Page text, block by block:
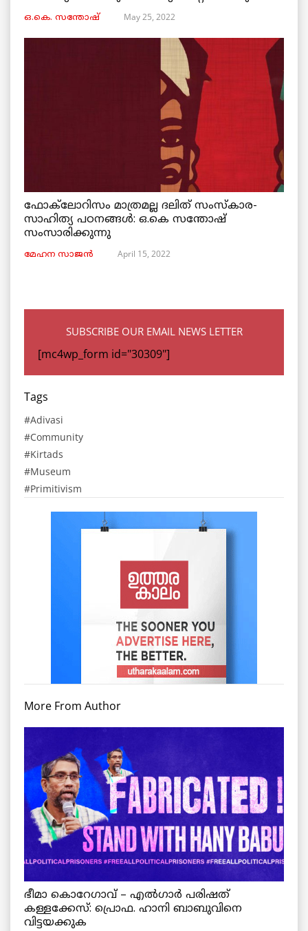
ഒ.കെ. സന്തോഷ് May 25, 2022
ഫോക്‌ലോറിസം മാത്രമല്ല ദലിത് സംസ്കാര-
സാഹിത്യ പഠനങ്ങൾ: ഒ.കെ സന്തോഷ്‌
സംസാരിക്കുന്നു
മേഹന സാജൻ April 15, 2022
SUBSCRIBE OUR EMAIL NEWS LETTER
[mc4wp_form id="30309"]
Tags
Adivasi
Community
Kirtads
Museum
Primitivism
More From Author
ഭീമാ കൊറേഗാവ് – എല്‍ഗാര്‍ പരിഷത്
കള്ളക്കേസ്: പ്രൊഫ. ഹാനി ബാബുവിനെ
വിട്ടയക്കുക